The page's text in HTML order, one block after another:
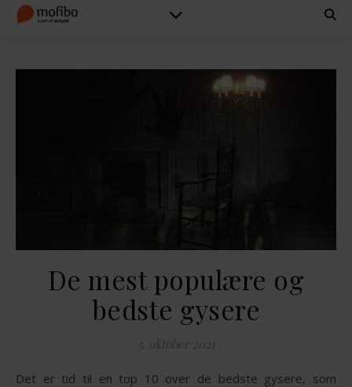
De mest populære og
bedste gysere
5. oktober 2021
Det er tid til en top 10 over de bedste gysere, som